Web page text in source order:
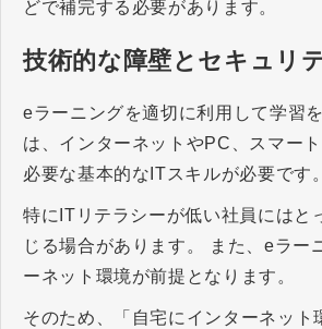
どで補完する必要があります。
技術的な障壁とセキュリ
eラーニングを適切に利用して学習
は、インターネットやPC、スマー
必要な基本的なITスキルが必要です。
特にITリテラシーが低い社員にはと
じる場合があります。 また、eラー
ーネット環境が前提となります。
そのため、「自宅にインターネット